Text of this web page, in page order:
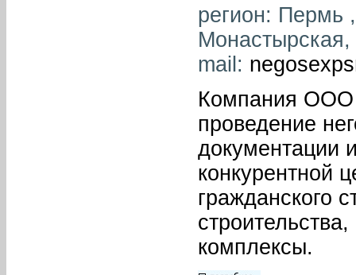
регион: Пермь
mail:
Компания ООО
проведение
документации
конкурентной
гражданского
комплексы.